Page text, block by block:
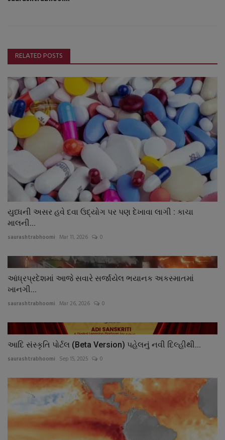
RELATED POSTS
યુધ્ધની અસર હવે દવા ઉદ્યોગ પર પણ દેખાવા લાગી : કાચા
માલની...
saurashtrabhoomi Mar 11, 2026 0
આંધ્રપ્રદેશમાં આજે સવારે સર્જાયેલ ભયાનક અકસ્માતમાં
ખાનગી...
saurashtrabhoomi Mar 26, 2026 0
આદિ સંસ્કૃતિ પોર્ટલ (Beta Version) પહેલનું નવી દિલ્હીથી...
saurashtrabhoomi Sep 15, 2025 0